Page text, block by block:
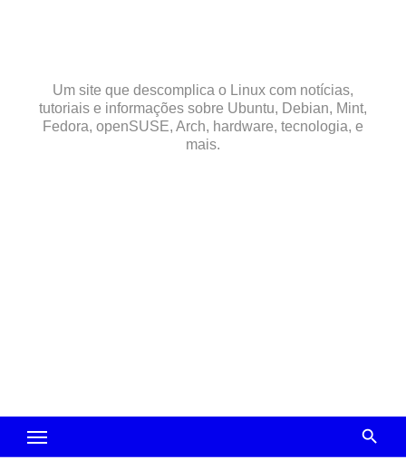
Um site que descomplica o Linux com notícias,
tutoriais e informações sobre Ubuntu, Debian, Mint,
Fedora, openSUSE, Arch, hardware, tecnologia, e
mais.